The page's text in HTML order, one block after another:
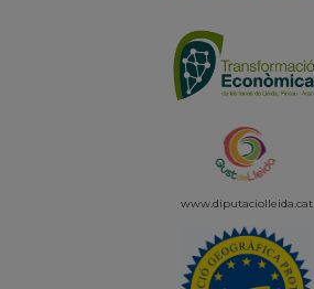
www.diputaciolleida.cat